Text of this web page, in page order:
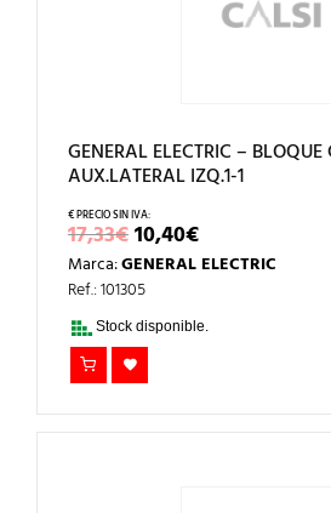
GENERAL ELECTRIC –
AUX.LATERAL IZQ.1-1
17,33€EL
PRECIO
ORIGINAL
ERA:
17,33€.
10,40€EL
PRECIO
ACTUAL
Marca:GENERAL ELECTRIC
Ref.: 101305
Stock disponible.